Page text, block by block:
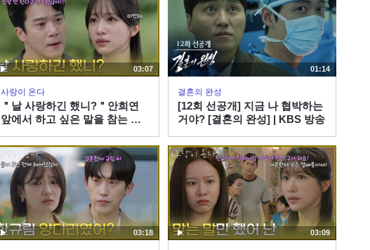
03:07
사랑이 온다
＂날 사랑하긴 했니?＂안희연
앞에서 하고 싶은 말을 참는 하
260808 방송
01:14
결혼의 완성
[12회 선공개] 지금 나 협박하는
거야? [결혼의 완성] | KBS 방송
03:18 03:09